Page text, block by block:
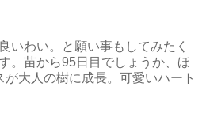
いわい。と願い事もしてみたく
。苗から95日目でしょうか、ほ
大人の樹に成長。可愛いハート